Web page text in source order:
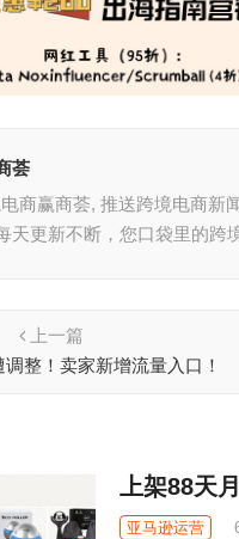
荟
商赢商荟, 推送跨境电商新
天更新不断，您口袋里的跨
上一篇
整！卖家新增流量入口！
上架88天
亚马逊运营